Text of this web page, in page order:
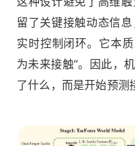
留了关键接触动态信
实时控制闭环。它本
为未来接触”。因此，
了什么，而是开始预测